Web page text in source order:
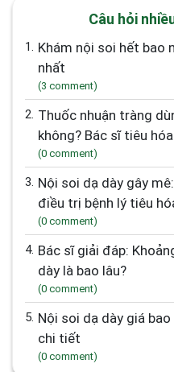
Câu hỏi
1.
Khám nội soi hết bao nhiêu tiền? bảng giá mới
nhất
(3 comment)
2. Thuốc nhuận tràng dùng khi nào và có an toàn
không? Bác sĩ tiêu
(0 comment)
3. Nội soi dạ dày gây mê: Giải pháp chẩn đoán và
điều trị bệnh lý tiêu
(0 comment)
4. Bác sĩ giải đáp: Khoảng cách giữa 2 lần nội soi dạ
dày là bao lâu?
(0 comment)
5. Nội soi dạ dày giá bao nhiêu? Cập nhật bảng giá
chi tiết
(0 comment)